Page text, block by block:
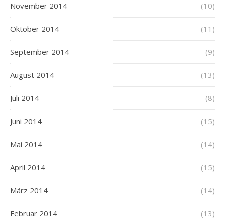
November 2014 (10)
Oktober 2014 (11)
September 2014 (9)
August 2014 (13)
Juli 2014 (8)
Juni 2014 (15)
Mai 2014 (14)
April 2014 (15)
März 2014 (14)
Februar 2014 (13)